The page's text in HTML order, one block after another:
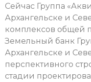
Сейчас Группа
Архангельске и
комплексов общей
Земельный банк
Архангельске и
перспективного
стадии